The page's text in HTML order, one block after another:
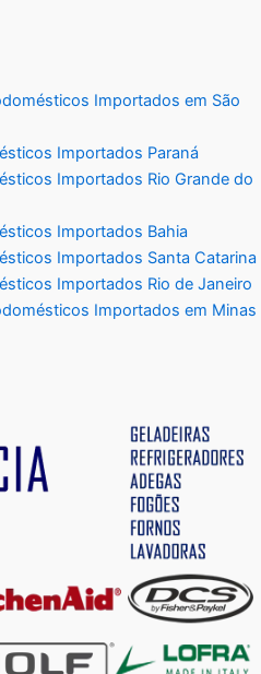
Importados em São
Importados Paraná
Importados Rio Grande do
Importados Bahia
Importados Santa Catarina
Importados Rio de Janeiro
Importados em Minas